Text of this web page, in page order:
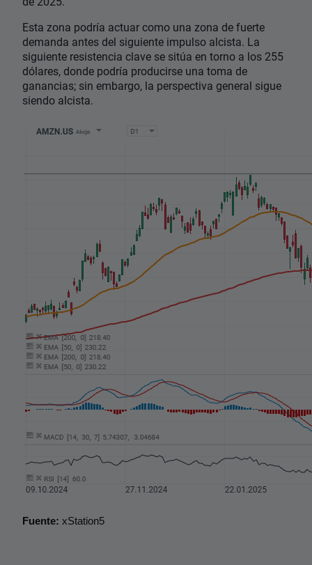
Esta zona podría actuar como una zona de fuerte
demanda antes del siguiente impulso alcista. La
siguiente resistencia clave se sitúa en torno a los 255
dólares, donde podría producirse una toma de
ganancias; sin embargo, la perspectiva general sigue
siendo alcista.
Fuente: xStation5